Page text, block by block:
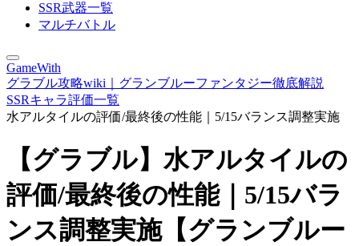
SSR武器一覧
マルチバトル
GameWith
グラブル攻略wiki｜グランブルーファンタジー徹底解説
SSRキャラ評価一覧
水アルタイルの評価/最終後の性能｜5/15バランス調整実施
【グラブル】水アルタイルの
評価/最終後の性能｜5/15バラ
ンス調整実施【グランブルー